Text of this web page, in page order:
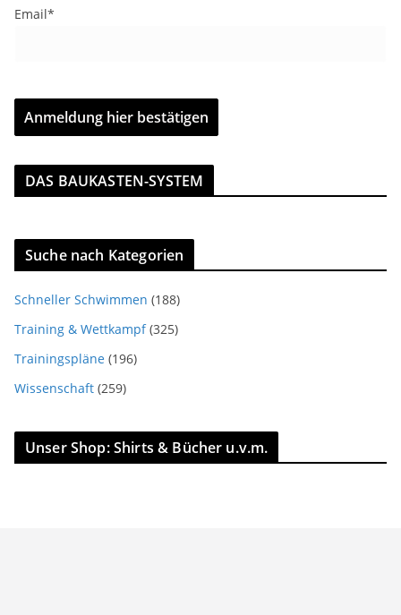
Email*
DAS BAUKASTEN-SYSTEM
Suche nach Kategorien
Schneller Schwimmen (188)
Training & Wettkampf(325)
Trainingspläne (196)
Wissenschaft (259)
Unser Shop: Shirts & Bücher u.v.m.